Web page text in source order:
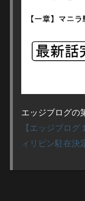
エッジブログの
【エッジブロ
ィリピン駐在決